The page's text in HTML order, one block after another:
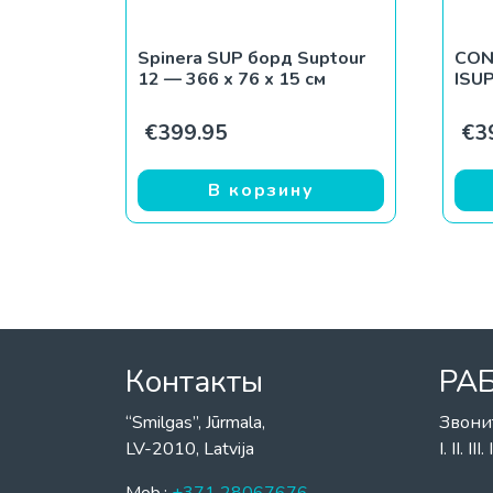
Spinera SUP борд Suptour
12 — 366 x 76 x 15 см
€399.95
В корзину
€
Контакты
“Smilgas”, Jūrmala,
LV-2010, Latvija
I. II.